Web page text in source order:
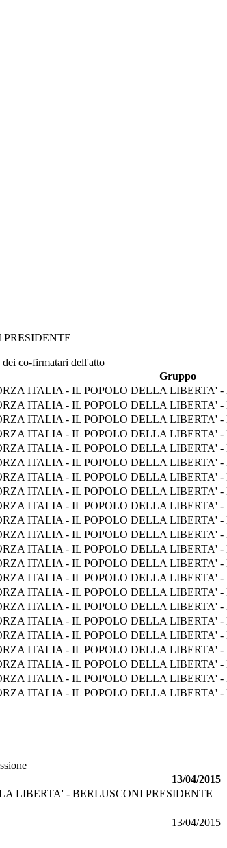
dei co-firmatari dell'atto
Gruppo
ITALIA - IL POPOLO DELLA LIBERTA' -
ITALIA - IL POPOLO DELLA LIBERTA' -
ITALIA - IL POPOLO DELLA LIBERTA' -
ITALIA - IL POPOLO DELLA LIBERTA' -
ITALIA - IL POPOLO DELLA LIBERTA' -
ITALIA - IL POPOLO DELLA LIBERTA' -
ITALIA - IL POPOLO DELLA LIBERTA' -
ITALIA - IL POPOLO DELLA LIBERTA' -
ITALIA - IL POPOLO DELLA LIBERTA' -
ITALIA - IL POPOLO DELLA LIBERTA' -
ITALIA - IL POPOLO DELLA LIBERTA' -
ITALIA - IL POPOLO DELLA LIBERTA' -
ITALIA - IL POPOLO DELLA LIBERTA' -
ITALIA - IL POPOLO DELLA LIBERTA' -
ITALIA - IL POPOLO DELLA LIBERTA' -
ITALIA - IL POPOLO DELLA LIBERTA' -
ITALIA - IL POPOLO DELLA LIBERTA' -
ITALIA - IL POPOLO DELLA LIBERTA' -
ITALIA - IL POPOLO DELLA LIBERTA' -
ITALIA - IL POPOLO DELLA LIBERTA' -
ITALIA - IL POPOLO DELLA LIBERTA' -
ITALIA - IL POPOLO DELLA LIBERTA' -
13/04/2015
LIBERTA' - BERLUSCONI PRESIDENTE
13/04/2015